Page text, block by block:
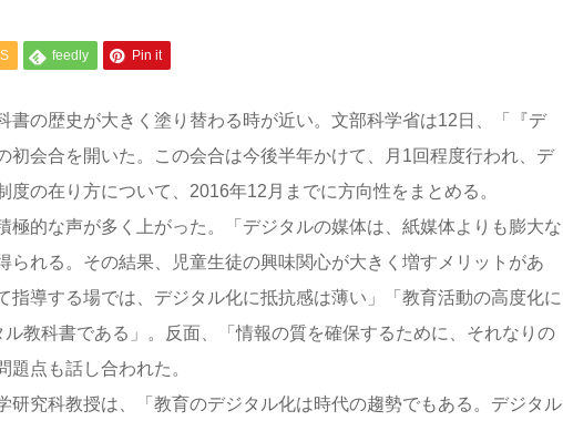
feedly Pin it
の歴史が大きく塗り替わる時が近い。文部科学省は12日、「『デ
初会合を開いた。この会合は今後半年かけて、月1回程度行われ、デ
の在り方について、2016年12月までに方向性をまとめる。
的な声が多く上がった。「デジタルの媒体は、紙媒体よりも膨大な
れる。その結果、児童生徒の興味関心が大きく増すメリットがあ
指導する場では、デジタル化に抵抗感は薄い」「教育活動の高度化に
教科書である」。反面、「情報の質を確保するために、それなりの
点も話し合われた。
究科教授は、「教育のデジタル化は時代の趨勢でもある。デジタル